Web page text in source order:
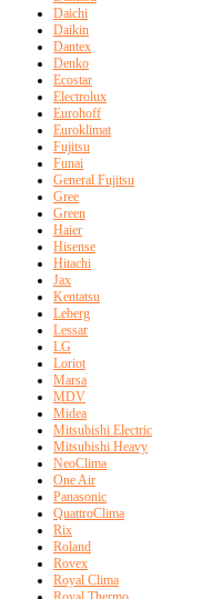
Daichi
Daikin
Dantex
Denko
Ecostar
Electrolux
Eurohoff
Euroklimat
Fujitsu
Funai
General Fujitsu
Gree
Green
Haier
Hisense
Hitachi
Jax
Kentatsu
Leberg
Lessar
LG
Loriot
Marsa
MDV
Midea
Mitsubishi Electric
Mitsubishi Heavy
NeoClima
One Air
Panasonic
QuattroClima
Rix
Roland
Rovex
Royal Clima